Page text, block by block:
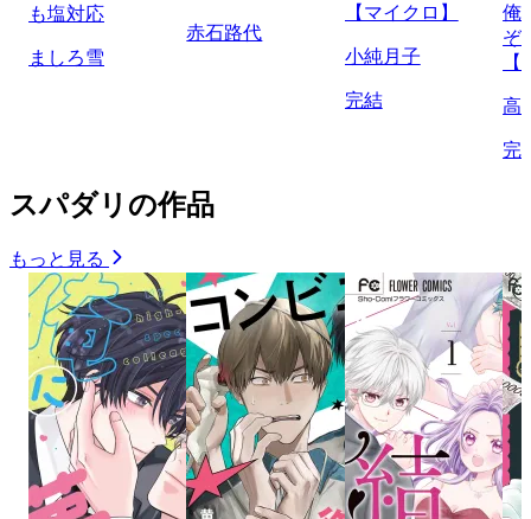
も塩対応
ましろ雪
赤石路代
【マイクロ】
小純月子
完結
俺
ぞ
高
完
スパダリの作品
もっと見る